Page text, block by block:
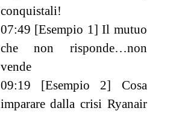
conquistali!
07:49 [Esempio 1] Il mutuo
che non risponde…non
vende
09:19 [Esempio 2] Cosa
imparare dalla crisi Ryanair